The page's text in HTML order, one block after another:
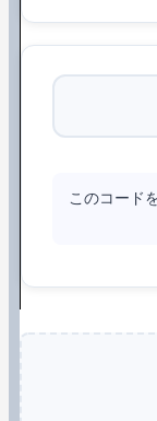
このコード